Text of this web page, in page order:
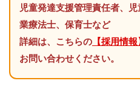
児童発達支援管理責任者、
業療法士、保育士など
詳細は、こちらの 【採用情報
お問い合わせください。